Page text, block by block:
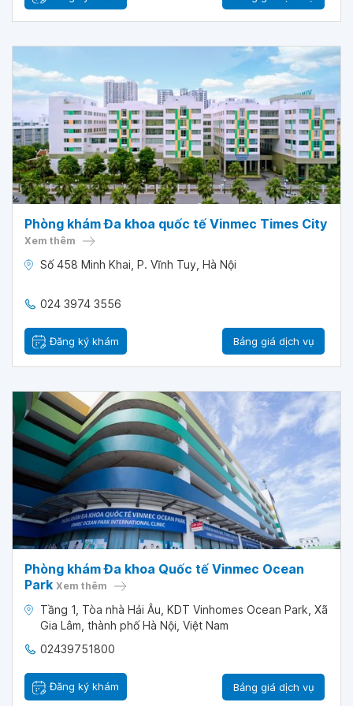
Phòng khám Đa khoa quốc tế Vinmec Times City
Xem thêm
Số 458 Minh Khai, P. Vĩnh Tuy, Hà Nội
024 3974 3556
Đăng ký khám Bảng giá dịch vụ
Phòng khám Đa khoa Quốc tế Vinmec Ocean
Park Xem thêm
Tầng 1, Tòa nhà Hải Âu, KDT Vinhomes Ocean Park, Xã
Gia Lâm, thành phố Hà Nội, Việt Nam
02439751800
Đăng ký khám Bảng giá dịch vụ